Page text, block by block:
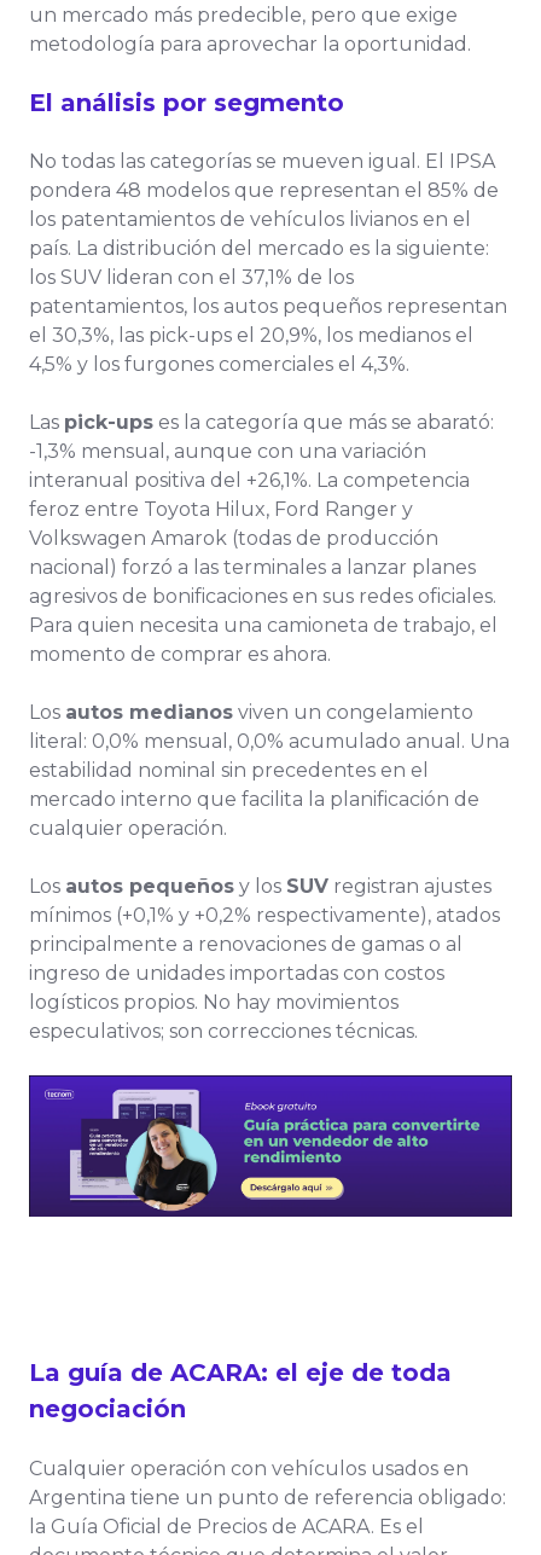
un mercado más predecible, pero que exige
metodología para aprovechar la oportunidad.
El análisis por segmento
No todas las categorías se mueven igual. El IPSA
pondera 48 modelos que representan el 85% de
los patentamientos de vehículos livianos en el
país. La distribución del mercado es la siguiente:
los SUV lideran con el 37,1% de los
patentamientos, los autos pequeños representan
el 30,3%, las pick-ups el 20,9%, los medianos el
4,5% y los furgones comerciales el 4,3%.
Las pick-ups es la categoría que más se abarató:
-1,3% mensual, aunque con una variación
interanual positiva del +26,1%. La competencia
feroz entre Toyota Hilux, Ford Ranger y
Volkswagen Amarok (todas de producción
nacional) forzó a las terminales a lanzar planes
agresivos de bonificaciones en sus redes oficiales.
Para quien necesita una camioneta de trabajo, el
momento de comprar es ahora.
Los autos medianos viven un congelamiento
literal: 0,0% mensual, 0,0% acumulado anual. Una
estabilidad nominal sin precedentes en el
mercado interno que facilita la planificación de
cualquier operación.
Los autos pequeños y los SUV registran ajustes
mínimos (+0,1% y +0,2% respectivamente), atados
principalmente a renovaciones de gamas o al
ingreso de unidades importadas con costos
logísticos propios. No hay movimientos
especulativos; son correcciones técnicas.
La guía de ACARA: el eje de toda
negociación
Cualquier operación con vehículos usados en
Argentina tiene un punto de referencia obligado:
la Guía Oficial de Precios de ACARA. Es el